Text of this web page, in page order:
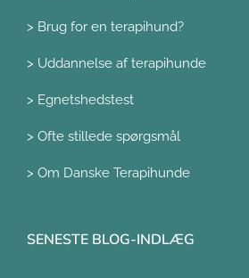
> Brug for en terapihund?
> Uddannelse af terapihunde
> Egnetshedstest
> Ofte stillede spørgsmål
> Om Danske Terapihunde
SENESTE BLOG-INDLÆG